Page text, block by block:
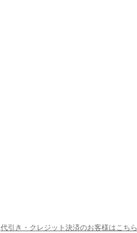
代引き・クレジット決済のお客様はこちら